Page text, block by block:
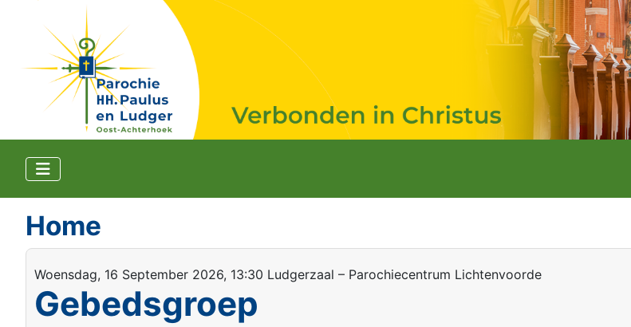
Home
Woensdag, 16 September 2026, 13:30 Ludgerzaal – Parochiecentrum Lichtenvoorde
Gebedsgroep